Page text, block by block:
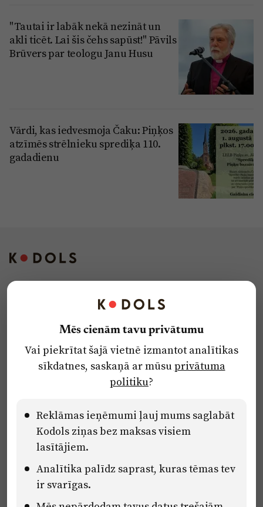
"Tautai ir labāk nekā nezināt un
akli ticēt. Lai šis čehs sapūst!" Pāvils
Brūvers par teologu Janu Husu
Vārdi, kas iedvesmoja Čaku: Piņķos
atzīmēs strēlnieku sprediķa 110.
gadadienu
Privātuma politika
Ētikas kodekss
Pārredzamības paziņojumi
Eiropas Savienības Atveseļošanas un noturības mehānisma plāna
2.2. reformu un investīciju virziena “Uzņēmumu digitālā
transformācija un inovācijas” 2.2.1.5.i. investīcijas “Mediju nozares
uzņēmumu digitālās transformācijas veicināšana” pasākuma
“Mācības mediju nozares speciālistu digitālās kompetences un
Mēs cienām tavu privātumu
Vai piekrītat šajā vietnē izmantot analītikas
sīkdatnes, saskaņā ar mūsuprivātuma
politiku?
Reklāmas ieņēmumi ļauj mums saglabāt
Kodols ziņas bez maksas visiem
lasītājiem.
Analītika palīdz saprast, kuras tēmas tev
ir svarīgas.